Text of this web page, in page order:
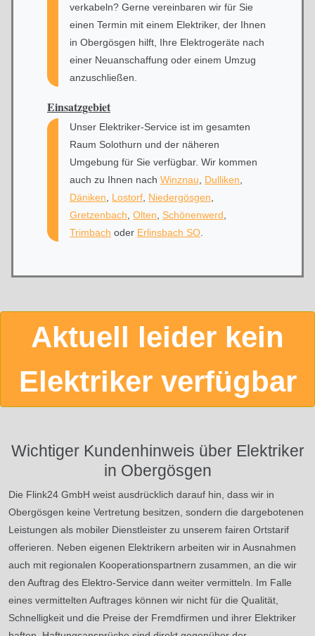
verkabeln? Gerne vereinbaren wir für Sie
einen Termin mit einem Elektriker, der Ihnen
in Obergösgen hilft, Ihre Elektrogeräte nach
einer Neuanschaffung oder einem Umzug
anzuschließen.
Einsatzgebiet
Unser Elektriker-Service ist im gesamten
Raum Solothurn und der näheren
Umgebung für Sie verfügbar. Wir kommen
auch zu Ihnen nach Winznau Dulliken
Däniken
Lostorf Niedergösgen
Gretzenbach Olten Schönenwerd
Trimbach oder Erlinsbach SO
Aktuell leider kein
Elektriker verfügbar
Wichtiger Kundenhinweis über Elektriker
in Obergösgen
Die Flink24 GmbH weist ausdrücklich darauf hin, dass wir in
Obergösgen keine Vertretung besitzen, sondern die dargebotenen
Leistungen als mobiler Dienstleister zu unserem fairen Ortstarif
offerieren. Neben eigenen Elektrikern arbeiten wir in Ausnahmen
auch mit regionalen Kooperationspartnern zusammen, an die wir
den Auftrag des Elektro-Service dann weiter vermitteln. Im Falle
eines vermittelten Auftrages können wir nicht für die Qualität,
Schnelligkeit und die Preise der Fremdfirmen und ihrer Elektriker